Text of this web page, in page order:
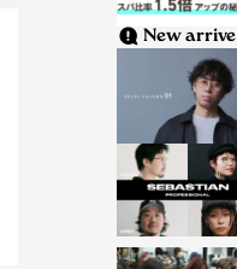
New arrive